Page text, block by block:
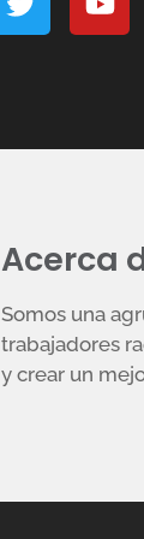
Acerca
Somos una
trabajadores
y crear un